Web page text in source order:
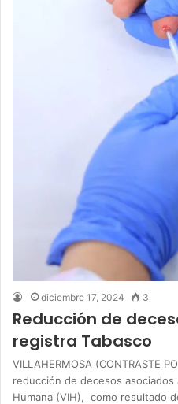
diciembre 17, 2024 3
Reducción de
registra Tabasco
VILLAHERMOSA (CONTRASTE
reducción de decesos
Humana (VIH), como resultado